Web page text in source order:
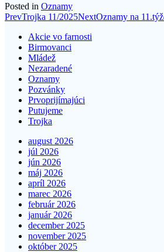
Posted in Oznamy
Post
navigation
PrevTrojka 11/2025NextOznamy na
Akcie vo farnosti
Birmovanci
Mládež
Nezaradené
Oznamy
Pozvánky
Prvoprijímajúci
Putujeme
Trojka
august 2026
júl 2026
jún 2026
máj 2026
apríl 2026
marec 2026
február 2026
január 2026
december 2025
november 2025
október 2025